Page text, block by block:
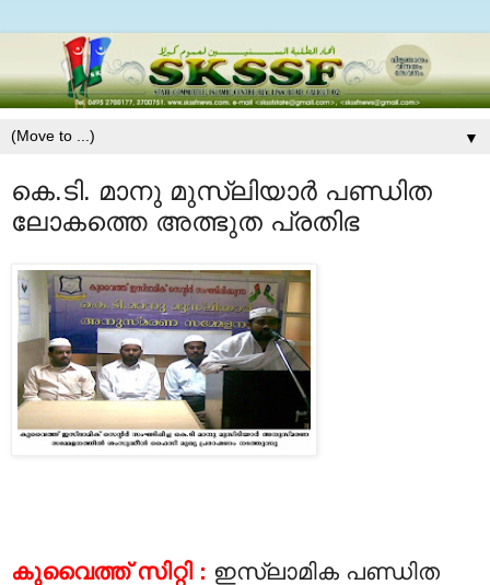
▼
കെ.ടി. മാനു മുസ്‍ലിയാര്‍ പണ്ഡിത
ലോകത്തെ അത്ഭുത പ്രതിഭ
കുവൈത്ത് സിറ്റി : ഇസ്‍ലാമിക പണ്ഡിത